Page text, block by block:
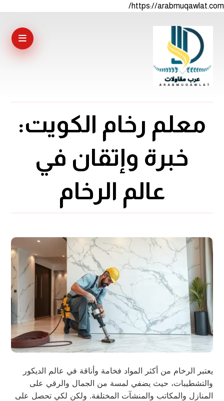
https://arabmuqawlat.com/
معلم رخام الكويت:
خبرة وإتقان في
عالم الرخام
يعتبر الرخام من أكثر المواد فخامة وأناقة في عالم الديكور
والتشطيبات، حيث يضفي لمسة من الجمال والرقي على
المنازل والمكاتب والمنشآت المختلفة. ولكن لكي تحصل على